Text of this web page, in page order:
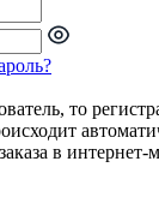
то
в интернет-